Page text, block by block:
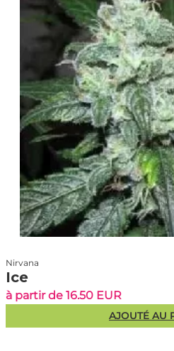
Nirvana
Ice
à partir de 16.50 EUR
AJOUTÉ AU